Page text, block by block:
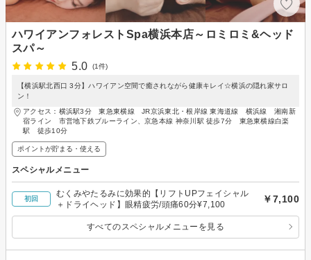
ハワイアンフォレストSpa横浜本店～ロミロミ&ヘッド
スパ～
5.0
(1件)
【横浜駅北西口 3分】ハワイアン空間で癒されながら健康キレイ☆横浜の隠れ家サロ
ン！
アクセス：横浜駅3分 東急東横線 JR京浜東北・根岸線 東海道線 横浜線 湘南新
宿ライン 市営地下鉄ブルーライン、京急本線 神奈川駅 徒歩7分 東急東横線白楽
駅 徒歩10分
ポイントが貯まる・使える
スペシャルメニュー
初回
むくみやたるみに効果的【リフトUPフェイシャル
＋ドライヘッド】眼精疲労/頭痛60分¥7,100
￥7,100
すべてのスペシャルメニューを見る